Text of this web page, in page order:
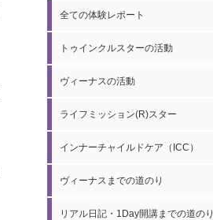
全ての体験レポート
トゥインクルスターの活動
ヴィーナスの活動
ライフミッション(R)スター
インナーチャイルドケア（ICC）
ヴィーナスまでの道のり
リアル日記・1Day開講までの道のり